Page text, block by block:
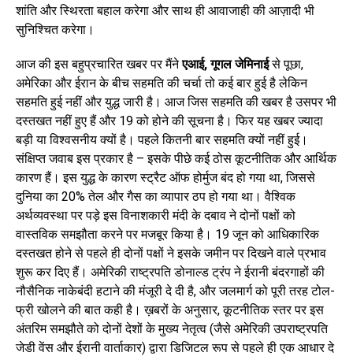
शांति और स्थिरता बहाल करेगा और साथ ही आवाजाही की आज़ादी भी
सुनिश्चित करेगा।
आज की इस बहुप्रचारित खबर पर मैंनेएआई, गूगल जेमिनाईसे पूछा,
अमेरिका और ईरान के बीच सहमति की चर्चा तो कई बार हुई है लेकिन
सहमति हुई नहीं और युद्ध जारी है। आज जिस सहमति की खबर है उसपर भी
दस्तखत नहीं हुए हैं और 19 को होने की सूचना है। फिर यह खबर ज्यादा
बड़ी या विश्वसनीय क्यों है। पहले कितनी बार सहमति क्यों नहीं हुई।
संक्षिप्त जवाब इस प्रकार है – इसके पीछे कई ठोस कूटनीतिक और आर्थिक
कारण हैं। इस युद्ध के कारण स्ट्रैट ऑफ होर्मुज बंद हो गया था, जिससे
दुनिया का 20% तेल और गैस का व्यापार ठप हो गया था। वैश्विक
अर्थव्यवस्था पर पड़े इस विनाशकारी मंदी के दबाव ने दोनों पक्षों को
वास्तविक समझौता करने पर मजबूर किया है। 19 जून को आधिकारिक
दस्तखत होने से पहले ही दोनों पक्षों ने इसके जमीन पर दिखने वाले प्रभाव
शुरू कर दिए हैं। अमेरिकी राष्ट्रपति डोनाल्ड ट्रंप ने ईरानी बंदरगाहों की
नौसैनिक नाकेबंदी हटाने की मंजूरी दे दी है, और जलमार्ग को पूरी तरह टोल-
फ्री खोलने की बात कही है। ख़बरों के अनुसार, कूटनीतिक स्तर पर इस
अंतरिम समझौते को दोनों देशों के मुख्य नेतृत्व (जैसे अमेरिकी उपराष्ट्रपति
जेडी वेंस और ईरानी वार्ताकार) द्वारा डिजिटल रूप से पहले ही एक आधार दे